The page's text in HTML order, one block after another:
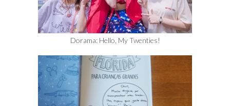
Dorama: Hello, My Twenties!